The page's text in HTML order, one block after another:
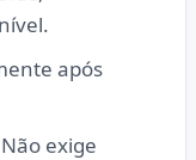
após
exige